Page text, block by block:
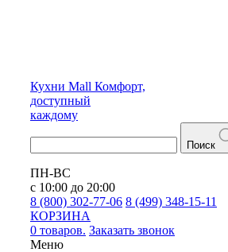
Кухни Mall Комфорт,
доступный
каждому
Поиск
ПН-ВС
с 10:00 до 20:00
8 (800) 302-77-06 8 (499) 348-15-11
КОРЗИНА
0 товаров. Заказать звонок
Меню